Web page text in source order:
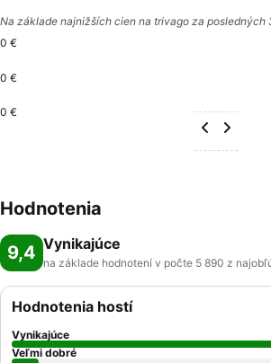
Na základe najnižších cien na trivago za posledných
0 €
0 €
0 €
Hodnotenia
9,4 Vynikajúce
na základe hodnotení v počte 5 890 z
Hodnotenia hostí
Vynikajúce
Veľmi dobré